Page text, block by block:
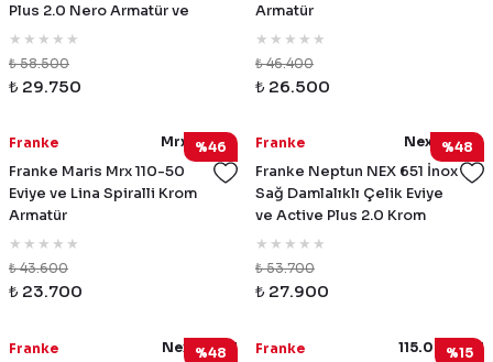
Plus 2.0 Nero Armatür ve
Nero Sıvı Sabunluk
₺ 58.500
₺ 29.750
Armatür
₺ 46.400
₺ 26.500
%46
Franke Mrx110-50
Franke Maris Mrx 110-50
Eviye ve Lina Spiralli Krom
Armatür
₺ 43.600
₺ 23.700
%48
Franke Nex651Sag
Franke Neptun NEX 651 İnox
Sağ Damlalıklı Çelik Eviye
ve Active Plus 2.0 Krom
Armatür
₺ 53.700
₺ 27.900
%48
Franke Nex651Sol %15
Franke 115.0741.721